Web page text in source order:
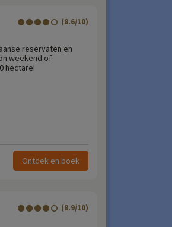
(8.6/10)
reservaten en
weekend of
hectare!
Ontdek en boek
(8.9/10)